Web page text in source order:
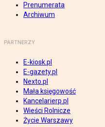
Prenumerata
Archiwum
PARTNERZY
E-kiosk.pl
E-gazety.pl
Nexto.pl
Mała księgowość
Kancelarierp.pl
Wieści Rolnicze
Życie Warszawy